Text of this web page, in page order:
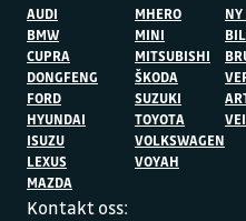
AUDI
BMW
CUPRA
DONGFENG
FORD
HYUNDAI
ISUZU
LEXUS
MAZDA
MHERO
MINI
MITSUBISHI
ŠKODA
SUZUKI
TOYOTA
VOLKSWAGEN
VOYAH
Kontakt oss: